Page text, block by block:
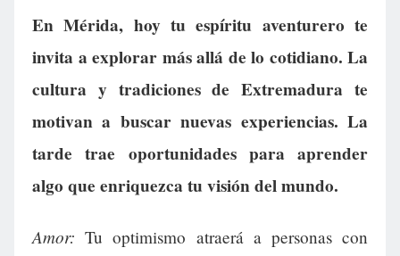
En Mérida, hoy tu espíritu aventurero te
invita a explorar más allá de lo cotidiano. La
cultura y tradiciones de Extremadura te
motivan a buscar nuevas experiencias. La
tarde trae oportunidades para aprender
algo que enriquezca tu visión del mundo.
Amor: Tu optimismo atraerá a personas con